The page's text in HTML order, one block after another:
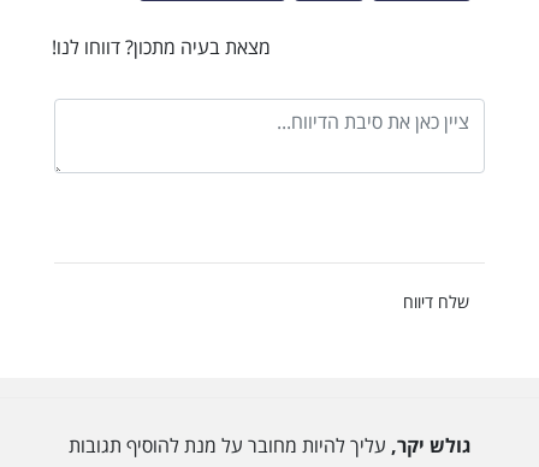
מצאת בעיה מתכון? דווחו לנו!
שלח דיווח
גולש יקר, עליך להיות מחובר על מנת להוסיף תגובות